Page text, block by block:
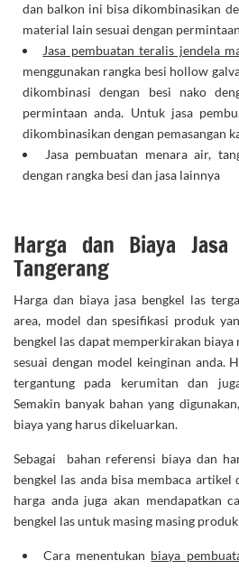
dan balkon ini bisa dikombinasikan
material lain sesuai dengan
Jasa pembuatan teralis jendela
menggunakan rangka besi hollow
dikombinasi dengan besi nako
permintaan anda. Untuk jasa
dikombinasikan dengan pemasangan
Jasa pembuatan menara air,
dengan rangka besi dan jasa lainnya
Harga dan Biaya
Tangerang
Harga dan biaya jasa bengkel las
area, model dan spesifikasi produk
bengkel las dapat memperkirakan
sesuai dengan model keinginan anda.
tergantung pada kerumitan dan
Semakin banyak bahan yang
biaya yang harus dikeluarkan.
Sebagai bahan referensi biaya dan
bengkel las anda bisa membaca
harga anda juga akan mendapatkan
bengkel las untuk masing masing
Cara menentukan biaya